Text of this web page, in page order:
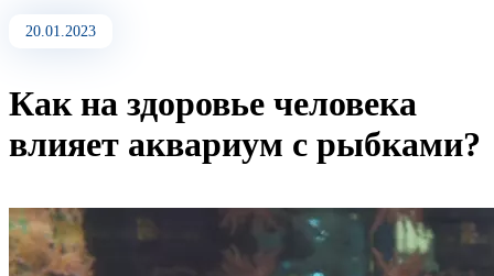
20.01.2023
Как на здоровье человека
влияет аквариум с рыбками?